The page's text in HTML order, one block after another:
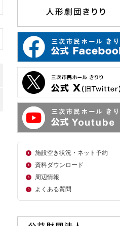
施設空き状況・ネット予約
資料ダウンロード
周辺情報
よくある質問